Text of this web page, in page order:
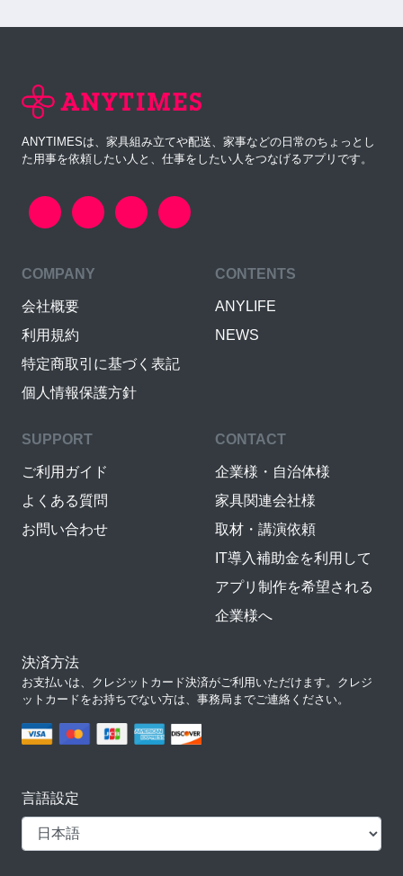
ANYTIMESは、家具組み立てや配送、家事などの日常のちょっとし
た用事を依頼したい人と、仕事をしたい人をつなげるアプリです。
COMPANY
会社概要
利用規約
特定商取引に基づく表記
個人情報保護方針
CONTENTS
ANYLIFE
NEWS
SUPPORT
ご利用ガイド
よくある質問
お問い合わせ
CONTACT
企業様・自治体様
家具関連会社様
取材・講演依頼
IT導入補助金を利用して
アプリ制作を希望される
企業様へ
決済方法
お支払いは、クレジットカード決済がご利用いただけます。クレジ
ットカードをお持ちでない方は、事務局までご連絡ください。
言語設定